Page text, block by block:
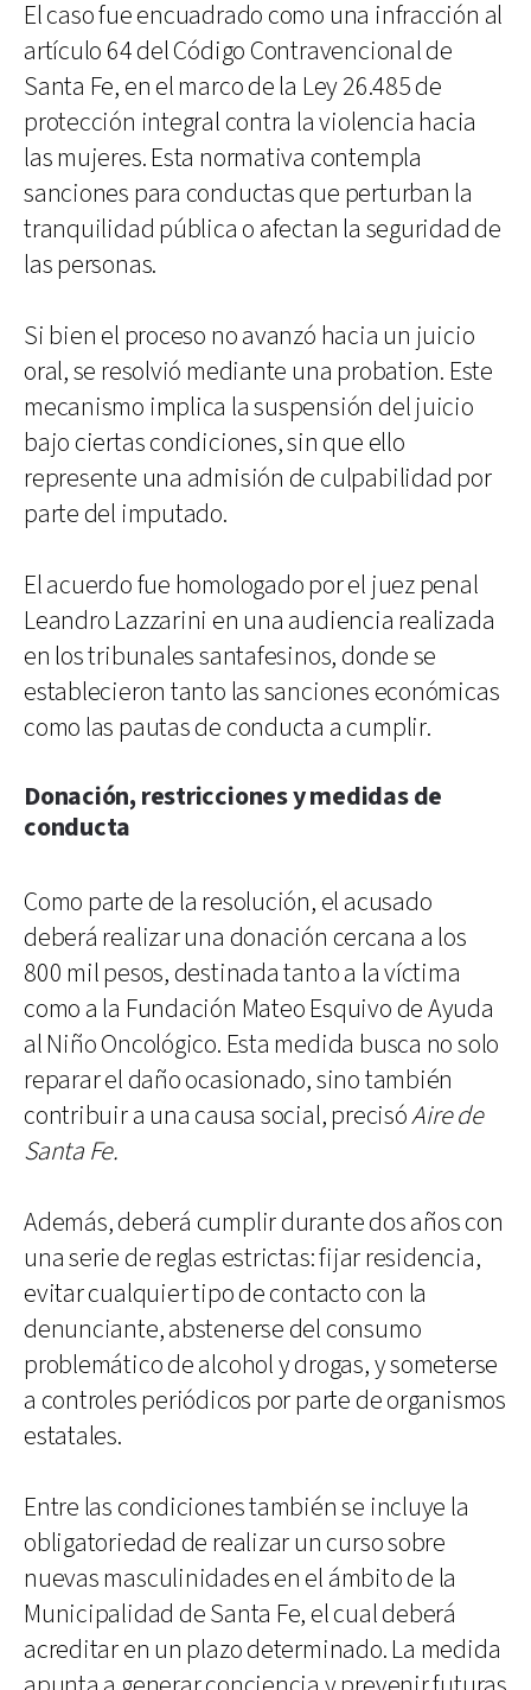
El caso fue encuadrado como una infracción al
artículo 64 del Código Contravencional de
Santa Fe, en el marco de la Ley 26.485 de
protección integral contra la violencia hacia
las mujeres. Esta normativa contempla
sanciones para conductas que perturban la
tranquilidad pública o afectan la seguridad de
las personas.
Si bien el proceso no avanzó hacia un juicio
oral, se resolvió mediante una probation. Este
mecanismo implica la suspensión del juicio
bajo ciertas condiciones, sin que ello
represente una admisión de culpabilidad por
parte del imputado.
El acuerdo fue homologado por el juez penal
Leandro Lazzarini en una audiencia realizada
en los tribunales santafesinos, donde se
establecieron tanto las sanciones económicas
como las pautas de conducta a cumplir.
Donación, restricciones y medidas de
conducta
Como parte de la resolución, el acusado
deberá realizar una donación cercana a los
800 mil pesos, destinada tanto a la víctima
como a la Fundación Mateo Esquivo de Ayuda
al Niño Oncológico. Esta medida busca no solo
reparar el daño ocasionado, sino también
contribuir a una causa social, precisóAire de
Santa Fe.
Además, deberá cumplir durante dos años con
una serie de reglas estrictas: fijar residencia,
evitar cualquier tipo de contacto con la
denunciante, abstenerse del consumo
problemático de alcohol y drogas, y someterse
a controles periódicos por parte de organismos
estatales.
Entre las condiciones también se incluye la
obligatoriedad de realizar un curso sobre
nuevas masculinidades en el ámbito de la
Municipalidad de Santa Fe, el cual deberá
acreditar en un plazo determinado. La medida